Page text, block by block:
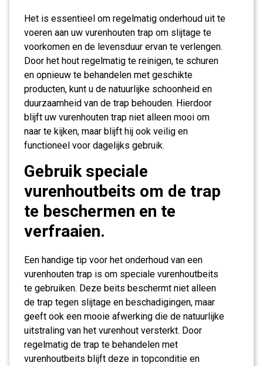
Het is essentieel om regelmatig onderhoud uit te
voeren aan uw vurenhouten trap om slijtage te
voorkomen en de levensduur ervan te verlengen.
Door het hout regelmatig te reinigen, te schuren
en opnieuw te behandelen met geschikte
producten, kunt u de natuurlijke schoonheid en
duurzaamheid van de trap behouden. Hierdoor
blijft uw vurenhouten trap niet alleen mooi om
naar te kijken, maar blijft hij ook veilig en
functioneel voor dagelijks gebruik.
Gebruik speciale
vurenhoutbeits om de trap
te beschermen en te
verfraaien.
Een handige tip voor het onderhoud van een
vurenhouten trap is om speciale vurenhoutbeits
te gebruiken. Deze beits beschermt niet alleen
de trap tegen slijtage en beschadigingen, maar
geeft ook een mooie afwerking die de natuurlijke
uitstraling van het vurenhout versterkt. Door
regelmatig de trap te behandelen met
vurenhoutbeits blijft deze in topconditie en